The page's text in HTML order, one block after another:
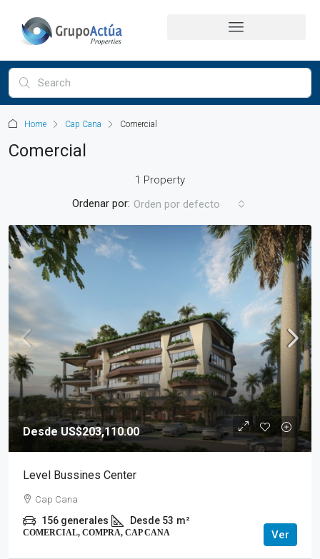
Home Cap Cana Comercial
Comercial
1 Property
Ordenar por: Orden por defecto
Desde US$203,110.00
Level Bussines Center
Cap Cana
156 generales Desde 53 m²
COMERCIAL, COMPRA, CAP CANA Ver